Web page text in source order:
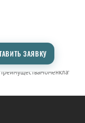
ЗАЯВКУ
ИП, КИНН)
Номенклатура